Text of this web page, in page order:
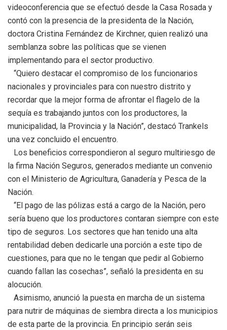
videoconferencia que se efectuó desde la Casa Rosada y
contó con la presencia de la presidenta de la Nación,
doctora Cristina Fernández de Kirchner, quien realizó una
semblanza sobre las políticas que se vienen
implementando para el sector productivo.
“Quiero destacar el compromiso de los funcionarios
nacionales y provinciales para con nuestro distrito y
recordar que la mejor forma de afrontar el flagelo de la
sequía es trabajando juntos con los productores, la
municipalidad, la Provincia y la Nación”, destacó Trankels
una vez concluido el encuentro.
Los beneficios correspondieron al seguro multiriesgo de
la firma Nación Seguros, generados mediante un convenio
con el Ministerio de Agricultura, Ganadería y Pesca de la
Nación.
“El pago de las pólizas está a cargo de la Nación, pero
sería bueno que los productores contaran siempre con este
tipo de seguros. Los sectores que han tenido una alta
rentabilidad deben dedicarle una porción a este tipo de
cuestiones, para que no le tengan que pedir al Gobierno
cuando fallan las cosechas”, señaló la presidenta en su
alocución.
Asimismo, anunció la puesta en marcha de un sistema
para nutrir de máquinas de siembra directa a los municipios
de esta parte de la provincia. En principio serán seis